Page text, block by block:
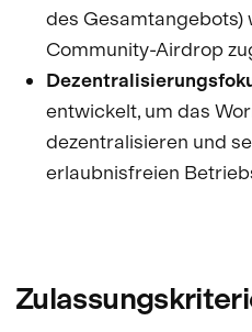
des Gesamtangebots)
Community-Airdrop
entwickelt, um das
dezentralisieren und
erlaubnisfreien